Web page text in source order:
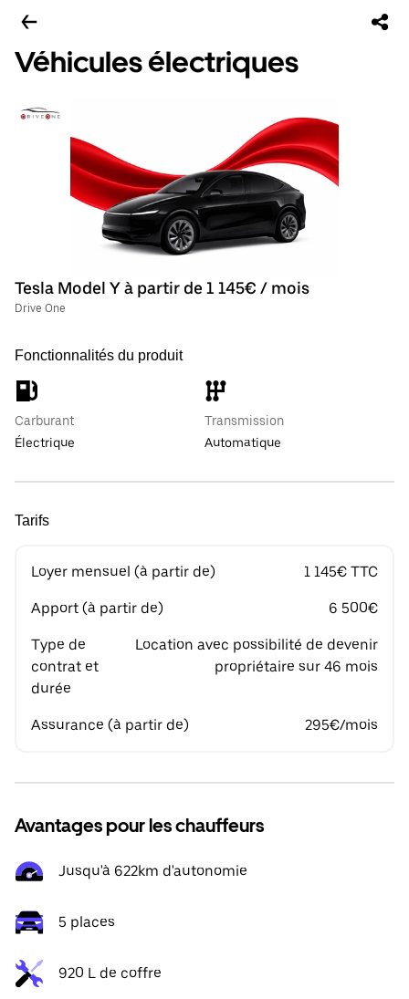
Véhicules électriques
Tesla Model Y à partir de 1 145€ / mois
Drive One
Fonctionnalités du produit
Carburant
Électrique
Transmission
Automatique
Tarifs
Loyer mensuel (à partir de) 1 145€ TTC
Apport (à partir de) 6 500€
Type de
contrat et
durée
Location avec possibilité de devenir
propriétaire sur 46 mois
Assurance (à partir de) 295€/mois
Avantages pour les chauffeurs
Jusqu'à 622km d'autonomie
5 places
920 L de coffre